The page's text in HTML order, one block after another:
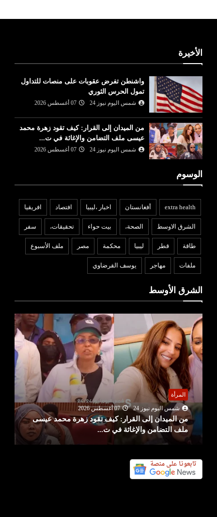
الأخيرة
واشنطن تفرض عقوبات على منصات للتداول
تمول الحرس الثوري
شمس اليوم نيوز 24 07 أغسطس 2026
من الميدان إلى القرار: كيف تقود زهرة محمد
عيسى ملف التضامن والإغاثة في ت...
شمس اليوم نيوز 24 07 أغسطس 2026
الوسوم
extra health أفغانستان اخبار ،ليبيا افتصاد افريقيا
الشرق الاوسط الصحة، بيت حواء تحقيقات، سفر
طاقة قطر ليبيا محكمة مصر ملف الأسبوع
ملفات مهاجر يوسف القرضاوي
الشرق الأوسط
المرأة
شمس اليوم نيوز 24
07 أغسطس 2026
من الميدان إلى القرار: كيف تقود زهرة محمد عيسى
ملف التضامن والإغاثة في ت...